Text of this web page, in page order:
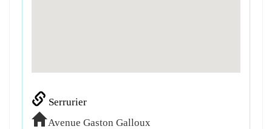
Serrurier
Avenue Gaston Galloux